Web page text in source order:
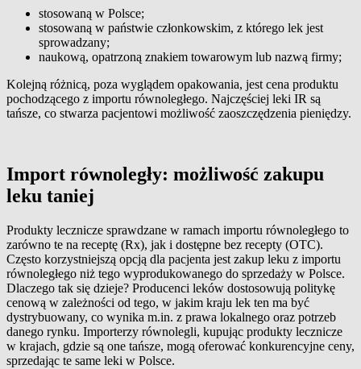
stosowaną w Polsce;
stosowaną w państwie członkowskim, z którego lek jest
sprowadzany;
naukową, opatrzoną znakiem towarowym lub nazwą firmy;
Kolejną różnicą, poza wyglądem opakowania, jest cena produktu
pochodzącego z importu równoległego. Najczęściej leki IR są
tańsze, co stwarza pacjentowi możliwość zaoszczędzenia pieniędzy.
Import równoległy: możliwość zakupu
leku taniej
Produkty lecznicze sprawdzane w ramach importu równoległego to
zarówno te na receptę (Rx), jak i dostępne bez recepty (OTC).
Często korzystniejszą opcją dla pacjenta jest zakup leku z importu
równoległego niż tego wyprodukowanego do sprzedaży w Polsce.
Dlaczego tak się dzieje? Producenci leków dostosowują politykę
cenową w zależności od tego, w jakim kraju lek ten ma być
dystrybuowany, co wynika m.in. z prawa lokalnego oraz potrzeb
danego rynku. Importerzy równolegli, kupując produkty lecznicze
w krajach, gdzie są one tańsze, mogą oferować konkurencyjne ceny,
sprzedając te same leki w Polsce.